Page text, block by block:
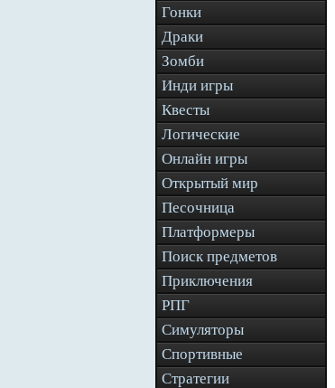
Гонки
Драки
Зомби
Инди игры
Квесты
Логические
Онлайн игры
Открытый мир
Песочница
Платформеры
Поиск предметов
Приключения
РПГ
Симуляторы
Спортивные
Стратегии